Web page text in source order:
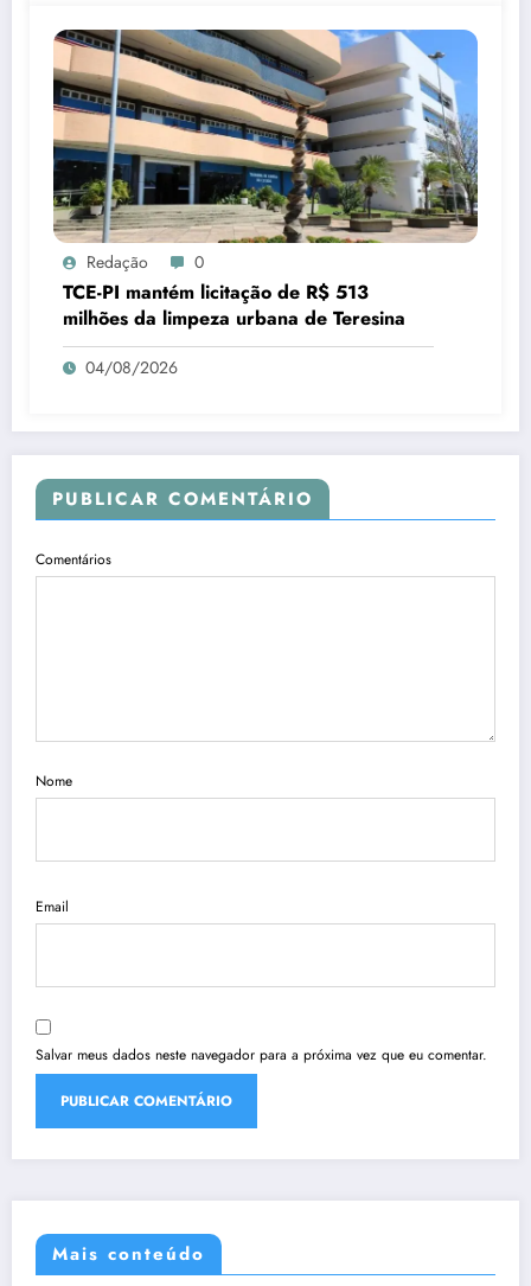
Redação 0
TCE-PI mantém licitação de R$ 513
milhões da limpeza urbana de Teresina
04/08/2026
PUBLICAR COMENTÁRIO
Comentários
Nome
Email
Salvar meus dados neste navegador para a próxima vez que eu comentar.
Mais conteúdo